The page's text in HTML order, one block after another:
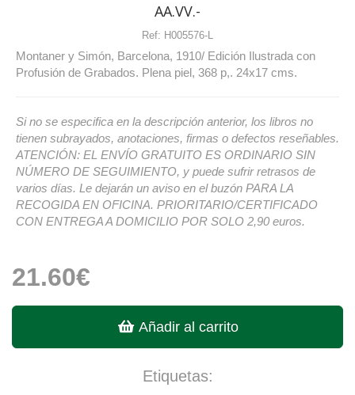
AA.VV.-
Ref: H005576-L
Montaner y Simón, Barcelona, 1910/ Edición Ilustrada con
Profusión de Grabados. Plena piel, 368 p,. 24x17 cms.
Si no se especifica en la descripción anterior, los libros no
tienen subrayados, anotaciones, firmas o defectos reseñables.
ATENCIÓN: EL ENVÍO GRATUITO ES ORDINARIO SIN
NÚMERO DE SEGUIMIENTO, y puede sufrir retrasos de
varios días. Le dejarán un aviso en el buzón PARA LA
RECOGIDA EN OFICINA. PRIORITARIO/CERTIFICADO
CON ENTREGA A DOMICILIO POR SOLO 2,90 euros.
21.60€
Añadir al carrito
Etiquetas: